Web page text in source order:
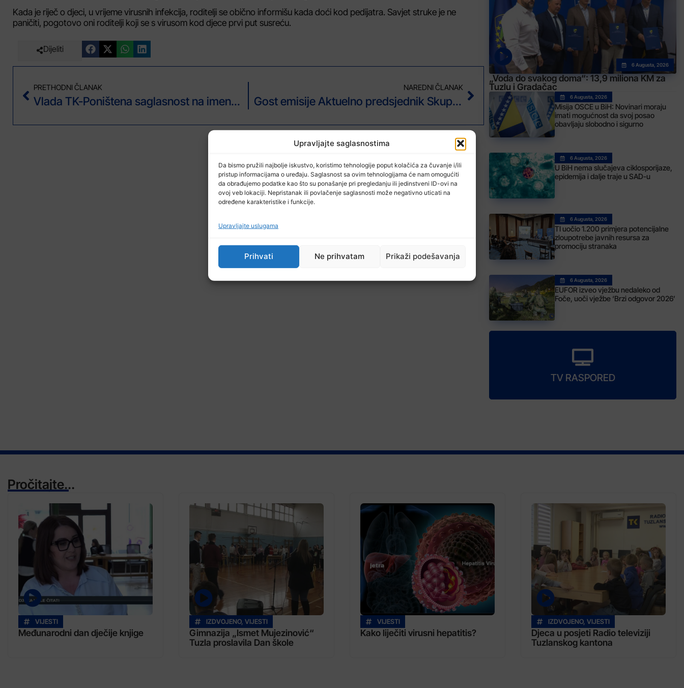
Upravljajte saglasnostima
Da bismo pružili najbolje iskustvo, koristimo tehnologije poput kolačića za čuvanje i/ili
pristup informacijama o uređaju. Saglasnost sa ovim tehnologijama će nam omogućiti
da obrađujemo podatke kao što su ponašanje pri pregledanju ili jedinstveni ID-ovi na
ovoj veb lokaciji. Nepristanak ili povlačenje saglasnosti može negativno uticati na
određene karakteristike i funkcije.
Upravljajte uslugama
Prihvati Ne prihvatam Prikaži podešavanja
Kada je riječ o djeci, u vrijeme virusnih infekcija, roditelji se obično informišu kada doći kod pedijatra. Savjet struke je ne
paničiti, pogotovo oni roditelji koji se s virusom kod djece prvi put susreću.
Dijeliti
PRETHODNI ČLANAK
Vlada TK-Poništena saglasnost na imenovanje Muniba Efendića za direktora ustanove Zavod za zaštitu kulturno-historijskog i prirodnog naslijeđa
NAREDNI ČLANAK
Gost emisije Aktuelno predsjednik Skupštine TK Slađan Ilić
6 Augusta, 2026
„Voda do svakog doma“: 13,9 miliona KM za
Tuzlu i Gradačac
6 Augusta, 2026
Misija OSCE u BiH: Novinari moraju
imati mogućnost da svoj posao
obavljaju slobodno i sigurno
6 Augusta, 2026
U BiH nema slučajeva ciklosporijaze,
epidemija i dalje traje u SAD-u
6 Augusta, 2026
TI uočio 1.200 primjera potencijalne
zloupotrebe javnih resursa za
promociju stranaka
6 Augusta, 2026
EUFOR izveo vježbu nedaleko od
Foče, uoči vježbe ‘Brzi odgovor 2026’
TV RASPORED
Pročitajte...
VIJESTI
Međunarodni dan dječije knjige
IZDVOJENO, VIJESTI
Gimnazija „Ismet Mujezinović“
Tuzla proslavila Dan škole
VIJESTI
Kako liječiti virusni hepatitis?
IZDVOJENO, VIJESTI
Djeca u posjeti Radio televiziji
Tuzlanskog kantona